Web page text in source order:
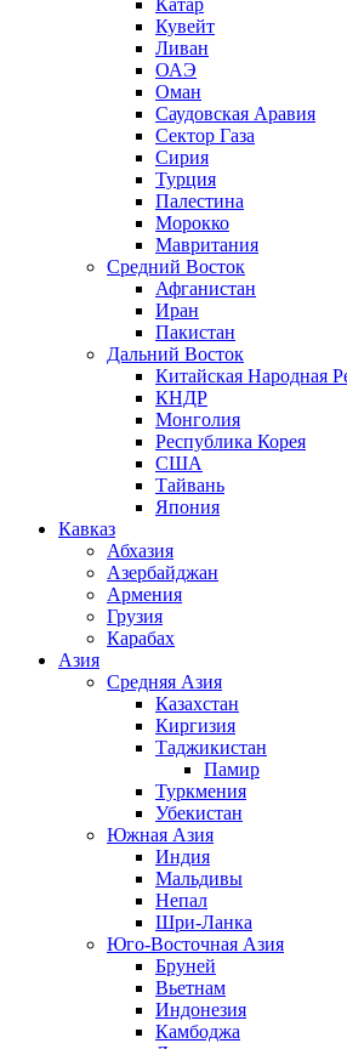
Кувейт
Ливан
ОАЭ
Оман
Саудовская Аравия
Сектор Газа
Сирия
Турция
Палестина
Морокко
Мавритания
Средний Восток
Афганистан
Иран
Пакистан
Дальний Восток
Китайская Народная
КНДР
Монголия
Республика Корея
США
Тайвань
Япония
Кавказ
Абхазия
Азербайджан
Армения
Грузия
Карабах
Азия
Средняя Азия
Казахстан
Киргизия
Таджикистан
Памир
Туркмения
Убекистан
Южная Азия
Индия
Мальдивы
Непал
Шри-Ланка
Юго-Восточная Азия
Бруней
Вьетнам
Индонезия
Камбоджа